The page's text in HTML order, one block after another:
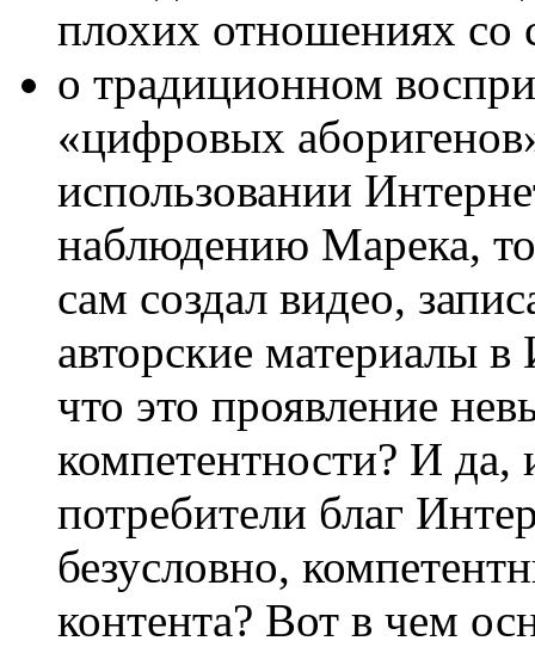
плохих отношениях со
о традиционном
«цифровых
использовании
наблюдению Марека,
сам создал видео,
авторские материалы
что это проявление
компетентности? И да,
потребители благ
безусловно,
контента? Вот в чем